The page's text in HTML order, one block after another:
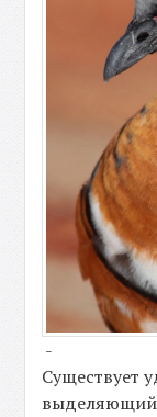
-
Существует